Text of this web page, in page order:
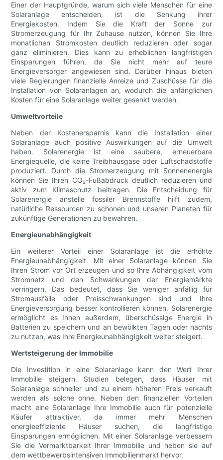
Einer der Hauptgründe, warum sich viele Menschen für eine
Solaranlage entscheiden, ist die Senkung ihrer
Energiekosten. Indem Sie die Kraft der Sonne zur
Stromerzeugung für Ihr Zuhause nutzen, können Sie Ihre
monatlichen Stromkosten deutlich reduzieren oder sogar
ganz eliminieren. Dies kann zu erheblichen langfristigen
Einsparungen führen, da Sie nicht mehr auf teure
Energieversorger angewiesen sind. Darüber hinaus bieten
viele Regierungen finanzielle Anreize und Zuschüsse für die
Installation von Solaranlagen an, wodurch die anfänglichen
Kosten für eine Solaranlage weiter gesenkt werden.
Umweltvorteile
Neben der Kostenersparnis kann die Installation einer
Solaranlage auch positive Auswirkungen auf die Umwelt
haben. Solarenergie ist eine saubere, erneuerbare
Energiequelle, die keine Treibhausgase oder Luftschadstoffe
produziert. Durch die Stromerzeugung mit Sonnenenergie
können Sie Ihren CO₂-Fußabdruck deutlich reduzieren und
aktiv zum Klimaschutz beitragen. Die Entscheidung für
Solarenergie anstelle fossiler Brennstoffe hilft zudem,
natürliche Ressourcen zu schonen und unseren Planeten für
zukünftige Generationen zu bewahren.
Energieunabhängigkeit
Ein weiterer Vorteil einer Solaranlage ist die erhöhte
Energieunabhängigkeit. Mit einer Solaranlage können Sie
Ihren Strom vor Ort erzeugen und so Ihre Abhängigkeit vom
Stromnetz und den Schwankungen der Energiemärkte
verringern. Das bedeutet, dass Sie weniger anfällig für
Stromausfälle oder Preisschwankungen sind und Ihre
Energieversorgung besser kontrollieren können. Solarenergie
ermöglicht es Ihnen außerdem, überschüssige Energie in
Batterien zu speichern und an bewölkten Tagen oder nachts
zu nutzen, was Ihre Energieunabhängigkeit weiter steigert.
Wertsteigerung der Immobilie
Die Investition in eine Solaranlage kann den Wert Ihrer
Immobilie steigern. Studien belegen, dass Häuser mit
Solaranlage schneller und zu einem höheren Preis verkauft
werden als solche ohne. Neben den finanziellen Vorteilen
macht eine Solaranlage Ihre Immobilie auch für potenzielle
Käufer attraktiver, da immer mehr Menschen
energieeffiziente Häuser suchen, die langfristige
Einsparungen ermöglichen. Mit einer Solaranlage verbessern
Sie die Vermarktbarkeit Ihrer Immobilie und heben sie auf
dem wettbewerbsintensiven Immobilienmarkt hervor.